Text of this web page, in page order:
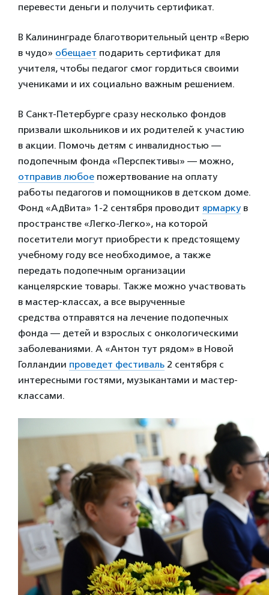
перевести деньги и получить сертификат.
В Калининграде благотворительный центр «Верю
в чудо» обещает подарить сертификат для
учителя, чтобы педагог смог гордиться своими
учениками и их социально важным решением.
В Санкт-Петербурге сразу несколько фондов
призвали школьников и их родителей к участию
в акции. Помочь детям с инвалидностью —
подопечным фонда «Перспективы» — можно,
отправив любое пожертвование на оплату
работы педагогов и помощников в детском доме.
Фонд «АдВита» 1-2 сентября проводит ярмарку в
пространстве «Легко-Легко», на которой
посетители могут приобрести к предстоящему
учебному году все необходимое, а также
передать подопечным организации
канцелярские товары. Также можно участвовать
в мастер-классах, а все вырученные
средства отправятся на лечение подопечных
фонда — детей и взрослых с онкологическими
заболеваниями. А «Антон тут рядом» в Новой
Голландии проведет фестиваль 2 сентября с
интересными гостями, музыкантами и мастер-
классами.